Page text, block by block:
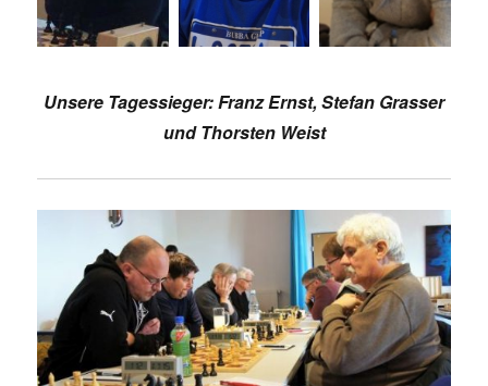
Unsere Tagessieger: Franz Ernst, Stefan Grasser
und Thorsten Weist